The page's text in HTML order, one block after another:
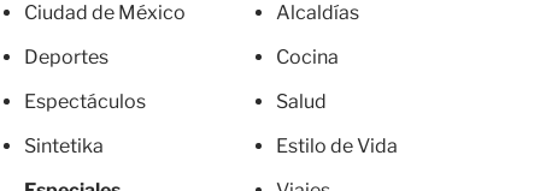
Ciudad de México
Deportes
Espectáculos
Sintetika
Alcaldías
Cocina
Salud
Estilo de Vida